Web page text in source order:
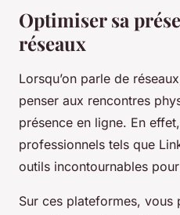
Optimiser sa
réseaux
Lorsqu’on parle de
penser aux rencontres
présence en ligne. En
professionnels tels que
outils incontournables
Sur ces plateformes,